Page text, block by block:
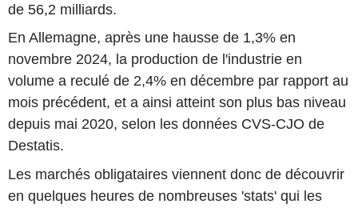
de 56,2 milliards.
En Allemagne, après une hausse de 1,3% en
novembre 2024, la production de l'industrie en
volume a reculé de 2,4% en décembre par rapport au
mois précédent, et a ainsi atteint son plus bas niveau
depuis mai 2020, selon les données CVS-CJO de
Destatis.
Les marchés obligataires viennent donc de découvrir
en quelques heures de nombreuses 'stats' qui les